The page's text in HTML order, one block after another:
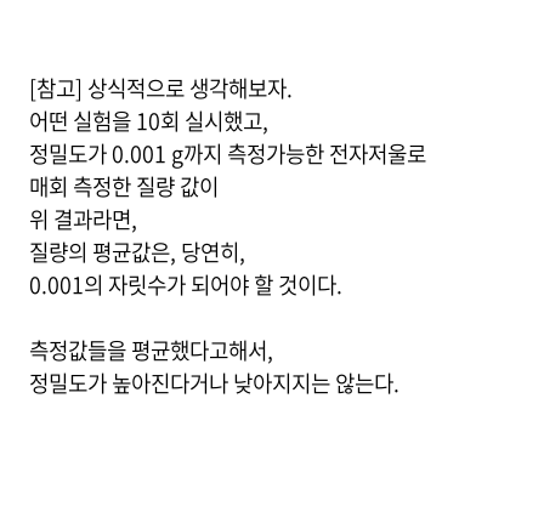
[참고] 상식적으로 생각해보자.
어떤 실험을 10회 실시했고,
정밀도가 0.001 g까지 측정가능한 전자저울로
매회 측정한 질량 값이
위 결과라면,
질량의 평균값은, 당연히,
0.001의 자릿수가 되어야 할 것이다.
측정값들을 평균했다고해서,
정밀도가 높아진다거나 낮아지지는 않는다.